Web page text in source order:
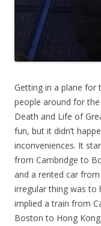
Getting in a plane for
people around for
Death and Life of
fun, but it didn’t
inconveniences. It
from Cambridge to
and a rented car
irregular thing was to
implied a train from
Boston to Hong